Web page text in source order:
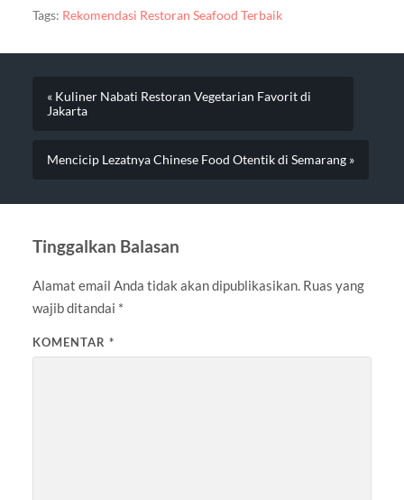
Tags: Rekomendasi Restoran Seafood Terbaik
« Kuliner Nabati Restoran Vegetarian Favorit di
Jakarta
Mencicip Lezatnya Chinese Food Otentik di Semarang »
Tinggalkan Balasan
Alamat email Anda tidak akan dipublikasikan. Ruas yang
wajib ditandai *
KOMENTAR *